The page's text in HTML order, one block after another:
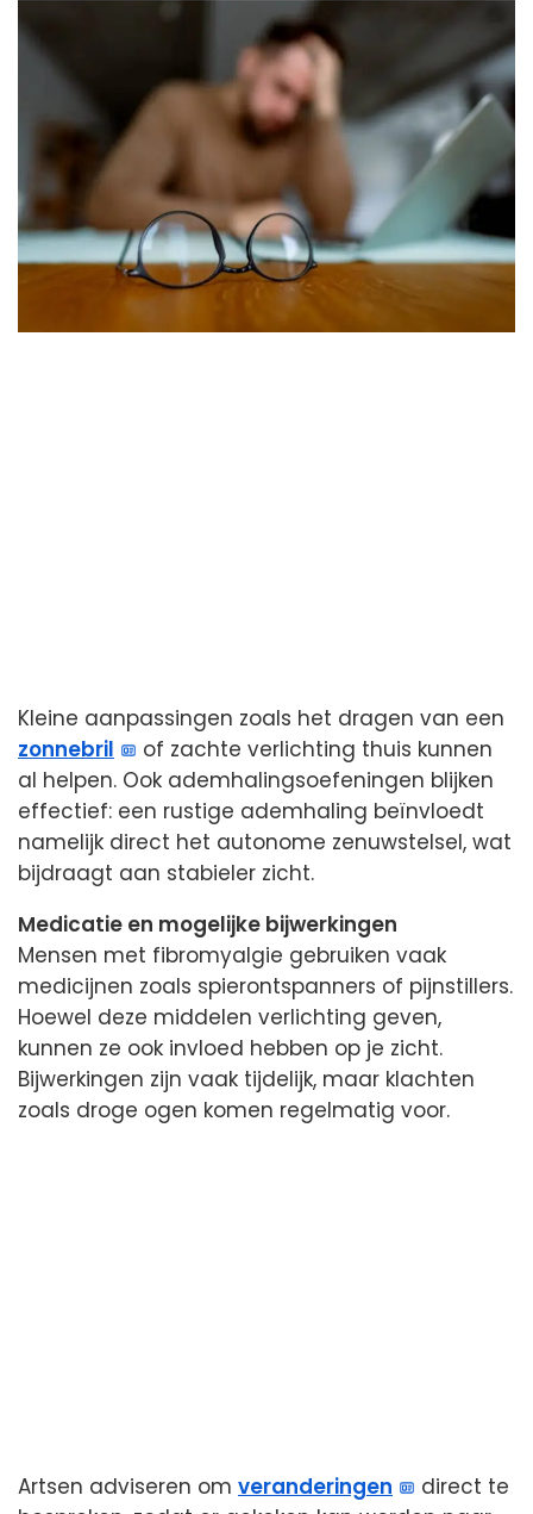
Kleine aanpassingen zoals het dragen van een
zonnebril
of zachte verlichting thuis kunnen
al helpen. Ook ademhalingsoefeningen blijken
effectief: een rustige ademhaling beïnvloedt
namelijk direct het autonome zenuwstelsel, wat
bijdraagt aan stabieler zicht.
Medicatie en mogelijke bijwerkingen
Mensen met fibromyalgie gebruiken vaak
medicijnen zoals spierontspanners of pijnstillers.
Hoewel deze middelen verlichting geven,
kunnen ze ook invloed hebben op je zicht.
Bijwerkingen zijn vaak tijdelijk, maar klachten
zoals droge ogen komen regelmatig voor.
Artsen adviseren om veranderingen
direct te